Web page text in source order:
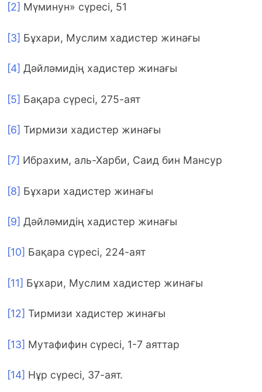
[2] Мүминун» сүресі, 51
[3] Бұхари, Муслим хадистер жинағы
[4] Дәйләмидің хадистер жинағы
[5] Бақара сүресі, 275-аят
[6] Тирмизи хадистер жинағы
[7] Ибрахим, аль-Харби, Саид бин Мансур
[8] Бұхари хадистер жинағы
[9] Дәйләмидің хадистер жинағы
[10] Бақара сүресі, 224-аят
[11] Бұхари, Муслим хадистер жинағы
[12] Тирмизи хадистер жинағы
[13] Мутафифин сүресі, 1-7 аяттар
[14] Нұр сүресі, 37-аят.